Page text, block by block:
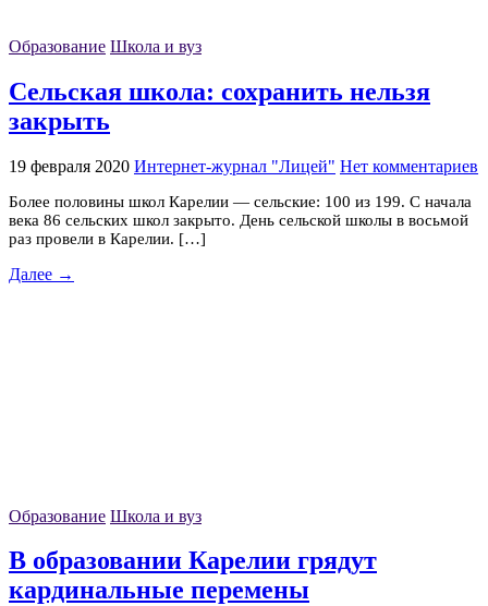
Образование Школа и вуз
Сельская школа: сохранить нельзя
закрыть
19 февраля 2020 Интернет-журнал "Лицей" Нет комментариев
Более половины школ Карелии — сельские: 100 из 199. С начала
века 86 сельских школ закрыто. День сельской школы в восьмой
раз провели в Карелии. […]
Далее →
Образование Школа и вуз
В образовании Карелии грядут
кардинальные перемены